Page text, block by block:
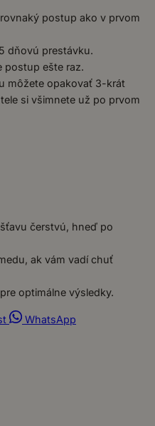
postup ako v prvom
dňovú prestávku.
postup ešte raz.
môžete opakovať 3-krát
si všimnete už po prvom
čerstvú, hneď po
ak vám vadí chuť
optimálne výsledky.
WhatsApp